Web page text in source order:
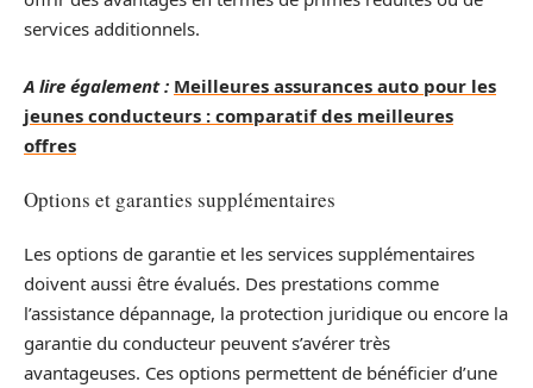
services additionnels.
A lire également : Meilleures assurances auto pour les
jeunes conducteurs : comparatif des meilleures
offres
Options et garanties supplémentaires
Les options de garantie et les services supplémentaires
doivent aussi être évalués. Des prestations comme
l’assistance dépannage, la protection juridique ou encore la
garantie du conducteur peuvent s’avérer très
avantageuses. Ces options permettent de bénéficier d’une